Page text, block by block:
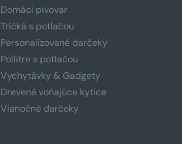
Domáci pivovar
Tričká s potlačou
Personalizované darčeky
Pollitre s potlačou
Vychytávky & Gadgety
Drevené voňajúce kytice
Vianočné darčeky